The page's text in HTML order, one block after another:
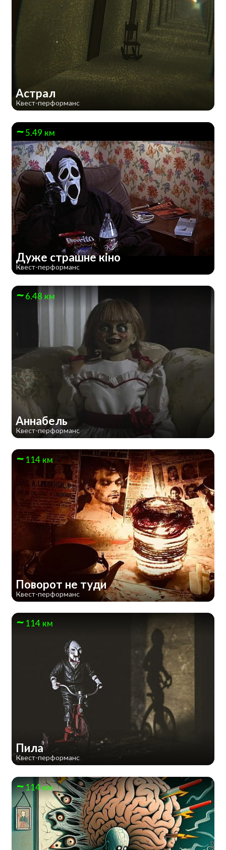
Астрал
Квест-перформанс
5.49 км
Дуже страшне кiно
Квест-перформанс
6.48 км
Аннабель
Квест-перформанс
114 км
Поворот не туди
Квест-перформанс
114 км
Пила
Квест-перформанс
114 км